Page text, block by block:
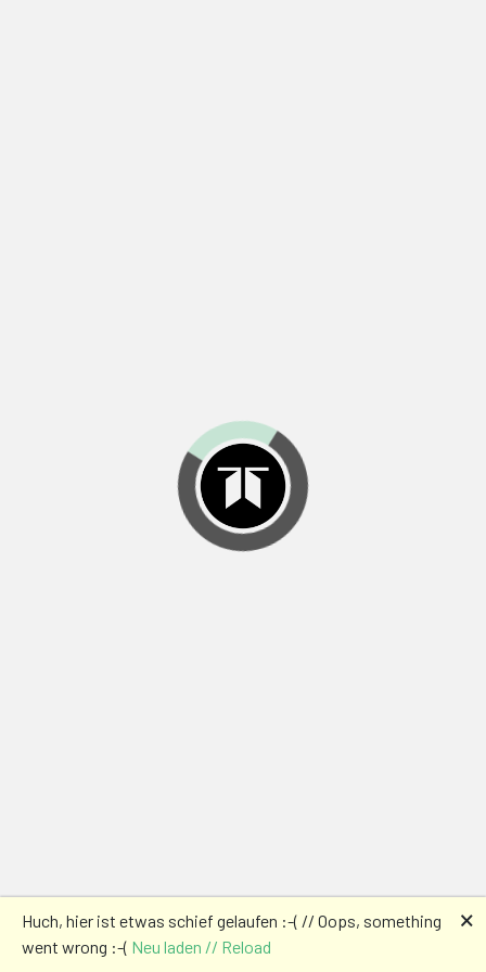
Huch, hier ist etwas schief gelaufen :-( // Oops, something
went wrong :-( Neu laden // Reload
🗙